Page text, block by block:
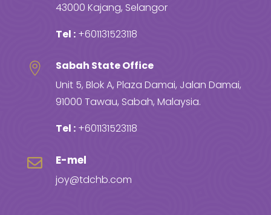
43000 Kajang, Selangor
Tel : +601131523118

Sabah State Office
Unit 5, Blok A, Plaza Damai, Jalan Damai,
91000 Tawau, Sabah, Malaysia.
Tel : +601131523118
 E-mel
joy@tdchb.com